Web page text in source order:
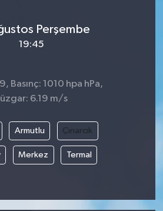
Perşembe
19:45
Basınç: 1010 hpa hPa,
6.19 m/s
Armutlu Çınarcık
Merkez Termal